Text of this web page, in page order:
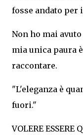
fosse andato per
Non ho mai
mia unica paura
raccontare.
"L'eleganza è
fuori."
VOLERE ESSERE